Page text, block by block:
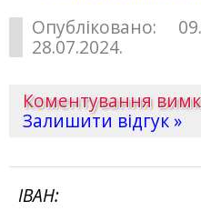
Опубліковано:
28.07.2024.
Коментування
Залишити відгук »
ІВАН